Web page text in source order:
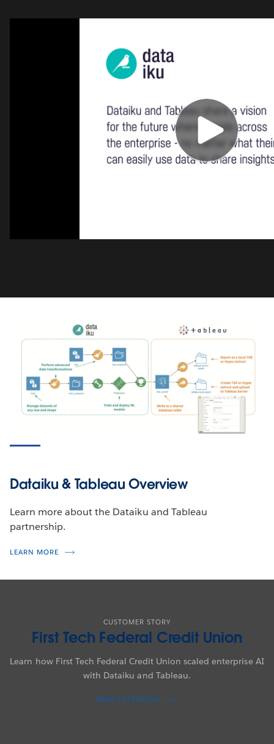
Dataiku & Tableau Overview
Learn more about the Dataiku and Tableau
partnership.
LEARN MORE
CUSTOMER STORY
First Tech Federal Credit Union
Learn how First Tech Federal Credit Union scaled enterprise AI
with Dataiku and Tableau.
READ INTERVIEW